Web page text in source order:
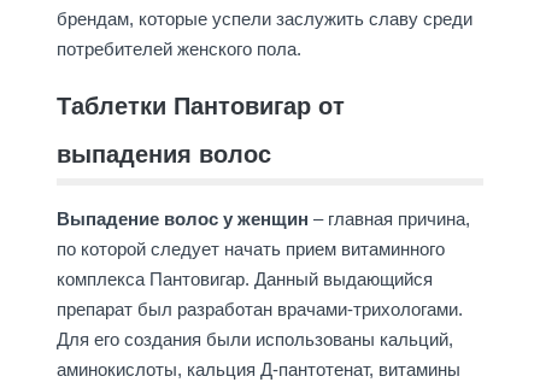
брендам, которые успели заслужить славу среди
потребителей женского пола.
Таблетки Пантовигар от
выпадения волос
Выпадение волос у женщин – главная причина,
по которой следует начать прием витаминного
комплекса Пантовигар. Данный выдающийся
препарат был разработан врачами-трихологами.
Для его создания были использованы кальций,
аминокислоты, кальция Д-пантотенат, витамины